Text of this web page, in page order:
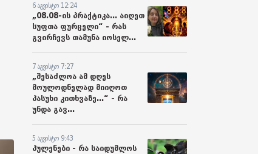
6 აგვისტო 12:24
„08.08-ის პრაქტიკა... აიღეთ
სუფთა ფურცელი“ - რას
გვირჩევს თამუნა იოსელ...
7 აგვისტო 7:27
„შესაძლოა ამ დღეს
მოულოდნელად მიიღოთ
პასუხი კითხვაზე...“ - რა
უნდა გავ...
5 აგვისტო 9:43
პულენები - რა საიდუმლოს